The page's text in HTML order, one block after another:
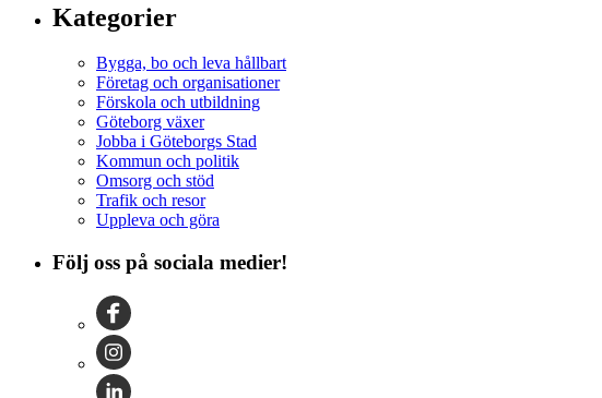
Kategorier
Bygga, bo och leva hållbart
Företag och organisationer
Förskola och utbildning
Göteborg växer
Jobba i Göteborgs Stad
Kommun och politik
Omsorg och stöd
Trafik och resor
Uppleva och göra
Följ oss på sociala medier!